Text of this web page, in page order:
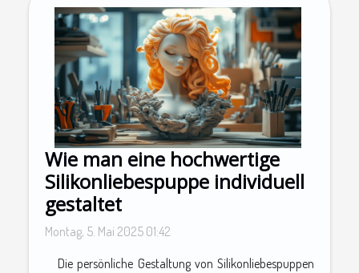
Wie man eine hochwertige
Silikonliebespuppe individuell
gestaltet
Montag, 5. Mai 2025 01:42
Die persönliche Gestaltung von Silikonliebespuppen